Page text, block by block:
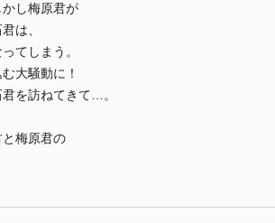
し梅原君が
は、
てしまう。
大騒動に！
を訪ねてきて…。
梅原君の